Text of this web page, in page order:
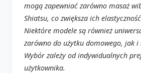
mogą zapewniać zarówno masaż
Shiatsu, co zwiększa ich
Niektóre modele są również
zarówno do użytku domowego, jak i
Wybór zależy od indywidualnych
użytkownika.